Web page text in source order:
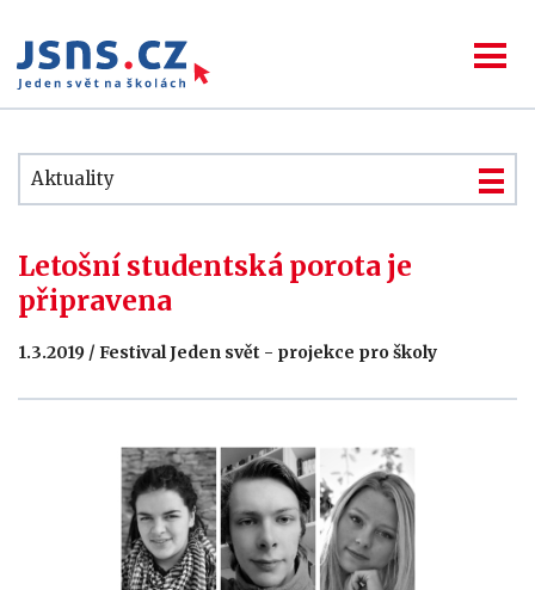
Aktuality
Letošní studentská porota je
připravena
1.3.2019 / Festival Jeden svět - projekce pro školy